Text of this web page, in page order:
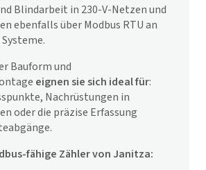
Blindarbeit in 230-V-Netzen und
ebenfalls über Modbus RTU an
Bauform und
eignen sie sich ideal für:
Nachrüstungen in
oder die präzise Erfassung
fähige Zähler von Janitza: